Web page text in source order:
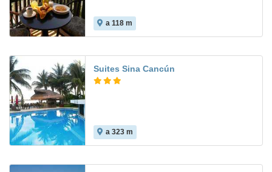
a 118 m
Suites Sina Cancún
a 323 m